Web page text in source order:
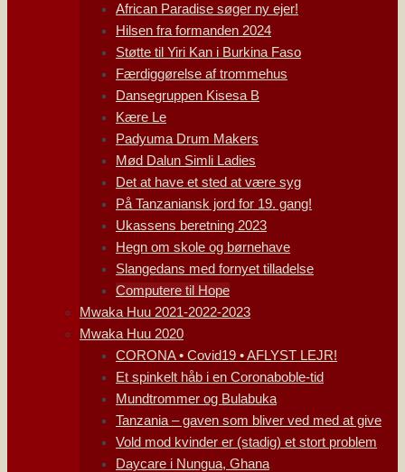
African Paradise søger ny ejer!
Hilsen fra formanden 2024
Støtte til Yiri Kan i Burkina Faso
Færdiggørelse af trommehus
Dansegruppen Kisesa B
Kære Le
Padyuma Drum Makers
Mød Dalun Simli Ladies
Det at have et sted at være syg
På Tanzaniansk jord for 19. gang!
Ukassens beretning 2023
Hegn om skole og børnehave
Slangedans med fornyet tilladelse
Computere til Hope
Mwaka Huu 2021-2022-2023
Mwaka Huu 2020
CORONA • Covid19 • AFLYST LEJR!
Et spinkelt håb i en Coronaboble-tid
Mundtrommer og Bulabuka
Tanzania – gaven som bliver ved med at give
Vold mod kvinder er (stadig) et stort problem
Daycare i Nungua, Ghana